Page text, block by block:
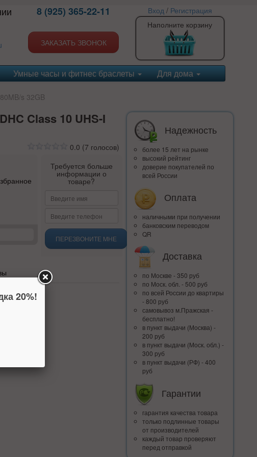
8 (925) 365-22-11
ЗАКАЗАТЬ ЗВОНОК
Вход/ Регистрация
Наполните корзину
Умные часы и фитнес браслеты Для дома
s 32GB
Class 10 UHS-I
0.0 (7 голосов)
Требуется больше
информации о
товаре?
ПЕРЕЗВОНИТЕ МНЕ
Надежность
более 15 лет на рынке
высокий рейтинг
доверие покупателей по
всей России
Оплата
наличными при получении
банковским переводом
QR
Доставка
по Москве - 350 руб
по Моск. обл. - 500 руб
по всей Росcии до квартиры
- 800 руб
самовывоз м.Пражская -
бесплатно!
в пункт выдачи (Москва) -
200 руб
в пункт выдачи (Моск. обл.) -
300 руб
в пункт выдачи (РФ) - 400
руб
Гарантии
гарантия качества товара
только подлинные товары
от производителей
каждый товар проверяют
перед отправкой
20%!